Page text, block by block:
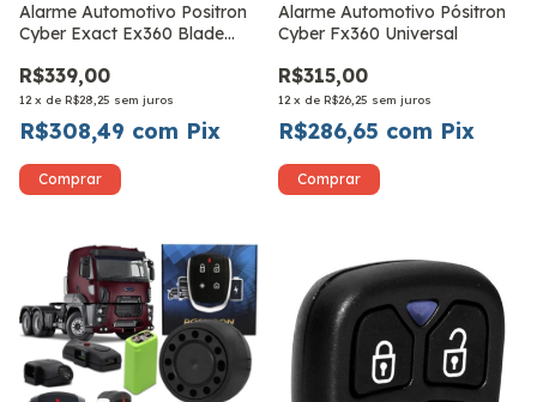
Alarme Automotivo Positron
Cyber Exact Ex360 Blade
R$339,00
12 x de R$28,25 sem juros
R$308,49 com Pix
Alarme Automotivo Pósitron
Cyber Fx360 Universal
R$315,00
12 x de R$26,25 sem juros
R$286,65 com Pix